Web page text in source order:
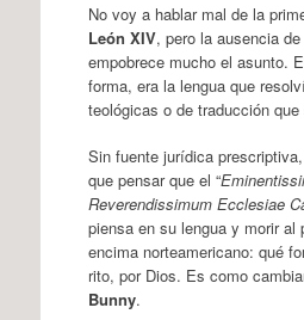
No voy a hablar mal de la
León XIV, pero la ausencia
empobrece mucho el asunto.
forma, era la lengua que
teológicas o de traducción
Sin fuente jurídica
que pensar que el “
Reverendissimum Ecclesiae
piensa en su lengua y morir al
encima norteamericano: qué
rito, por Dios. Es como
Bunny.